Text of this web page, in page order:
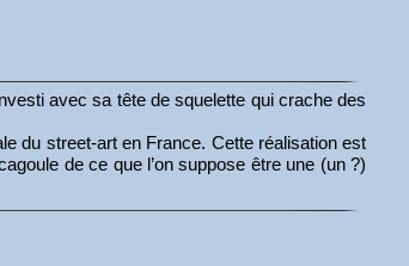
avec sa tête de squelette qui crache des
du street-art en France. Cette réalisation est
de ce que l’on suppose être une (un ?)